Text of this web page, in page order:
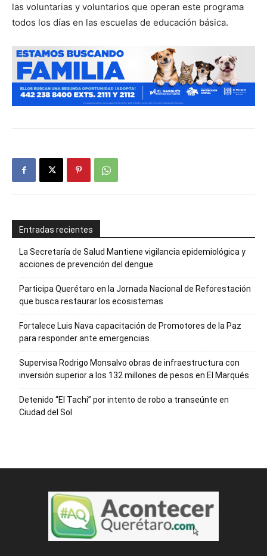
las voluntarias y voluntarios que operan este programa
todos los días en las escuelas de educación básica.
Entradas recientes
La Secretaría de Salud Mantiene vigilancia epidemiológica y
acciones de prevención del dengue
Participa Querétaro en la Jornada Nacional de Reforestación
que busca restaurar los ecosistemas
Fortalece Luis Nava capacitación de Promotores de la Paz
para responder ante emergencias
Supervisa Rodrigo Monsalvo obras de infraestructura con
inversión superior a los 132 millones de pesos en El Marqués
Detenido “El Tachi” por intento de robo a transeúnte en
Ciudad del Sol